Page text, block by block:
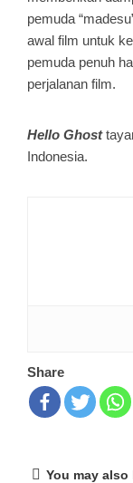
pemuda
awal film untuk
pemuda penuh
perjalanan film.
Hello Ghost
Indonesia.
Share
You may also